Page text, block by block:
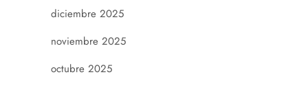
diciembre 2025
noviembre 2025
octubre 2025